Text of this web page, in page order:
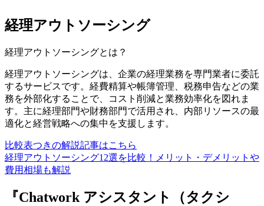
経理アウトソーシング
経理アウトソーシングとは？
経理アウトソーシングは、企業の経理業務を専門業者に委託
するサービスです。経費精算や帳簿管理、税務申告などの業
務を外部化することで、コスト削減と業務効率化を図れま
す。主に経理部門や財務部門で活用され、内部リソースの最
適化と経営戦略への集中を支援します。
比較表つきの解説記事はこちら
経理アウトソーシング12選を比較！メリット・デメリットや
費用相場も解説
『Chatwork アシスタント（タクシ